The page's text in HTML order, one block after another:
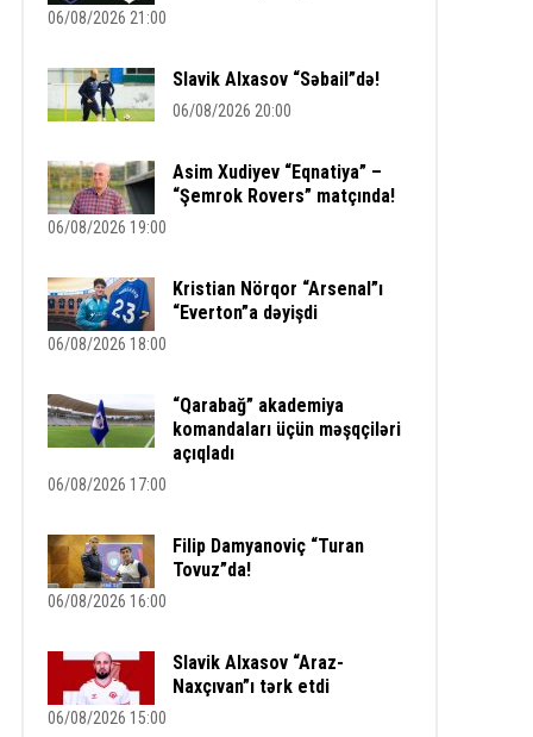
06/08/2026 21:00
Slavik Alxasov “Səbail”də!
06/08/2026 20:00
Asim Xudiyev “Eqnatiya” –
“Şemrok Rovers” matçında!
06/08/2026 19:00
Kristian Nörqor “Arsenal”ı
“Everton”a dəyişdi
06/08/2026 18:00
“Qarabağ” akademiya
komandaları üçün məşqçiləri
açıqladı
06/08/2026 17:00
Filip Damyanoviç “Turan
Tovuz”da!
06/08/2026 16:00
Slavik Alxasov “Araz-
Naxçıvan”ı tərk etdi
06/08/2026 15:00